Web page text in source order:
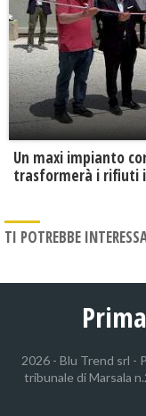
Un maxi impianto
trasformerà i rifiuti
TI POTREBBE
2026 - Blu Trend srl -
tribunale di Marsala